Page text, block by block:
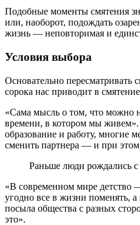
Подобные моменты смятения
или, наоборот, подождать
жизнь — неповторимая и
Условия выбора
Основательно
сорока нас приводит в
«Сама мысль о том, что можно
времени, в котором мы живем».
образование и работу, многие
сменить партнера — и при
Раньше люди рождались с
«В современном мире детство
угодно все в жизни поменять, а
посыла общества с разных
это».